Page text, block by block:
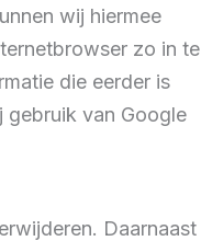
wij hiermee
zo in te
die eerder is
gebruik van Google
Daarnaast